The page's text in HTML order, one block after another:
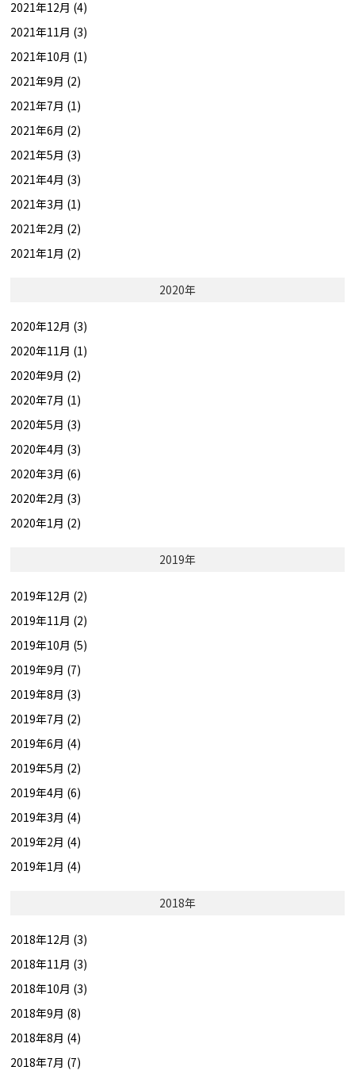
2021年12月 (4)
2021年11月 (3)
2021年10月 (1)
2021年9月 (2)
2021年7月 (1)
2021年6月 (2)
2021年5月 (3)
2021年4月 (3)
2021年3月 (1)
2021年2月 (2)
2021年1月 (2)
2020年
2020年12月 (3)
2020年11月 (1)
2020年9月 (2)
2020年7月 (1)
2020年5月 (3)
2020年4月 (3)
2020年3月 (6)
2020年2月 (3)
2020年1月 (2)
2019年
2019年12月 (2)
2019年11月 (2)
2019年10月 (5)
2019年9月 (7)
2019年8月 (3)
2019年7月 (2)
2019年6月 (4)
2019年5月 (2)
2019年4月 (6)
2019年3月 (4)
2019年2月 (4)
2019年1月 (4)
2018年
2018年12月 (3)
2018年11月 (3)
2018年10月 (3)
2018年9月 (8)
2018年8月 (4)
2018年7月 (7)